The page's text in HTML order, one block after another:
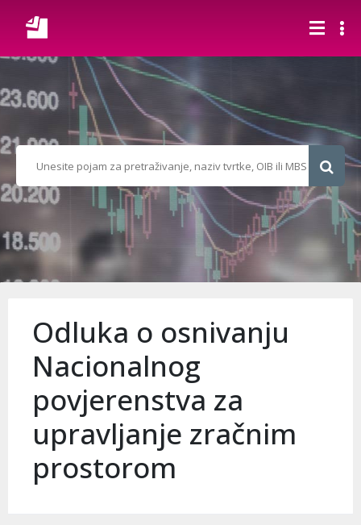
Odluka o osnivanju
Nacionalnog
povjerenstva za
upravljanje zračnim
prostorom